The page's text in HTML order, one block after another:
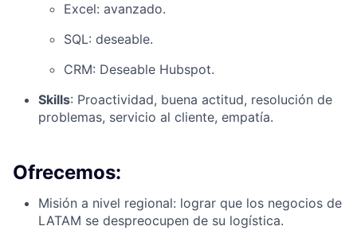
Excel: avanzado.
SQL: deseable.
CRM: Deseable Hubspot.
Skills: Proactividad, buena actitud, resolución de
problemas, servicio al cliente, empatía.
Ofrecemos:
Misión a nivel regional: lograr que los negocios de
LATAM se despreocupen de su logística.